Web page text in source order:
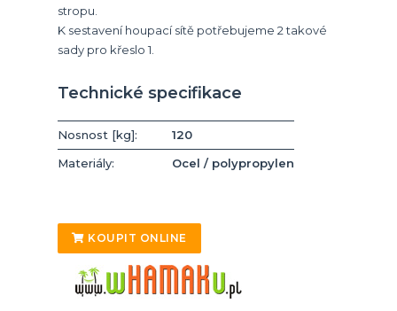
stropu.
K sestavení houpací sítě potřebujeme 2 takové
sady pro křeslo 1.
Technické specifikace
Nosnost [kg]:
120
Materiály:
Ocel / polypropylen
KOUPIT ONLINE